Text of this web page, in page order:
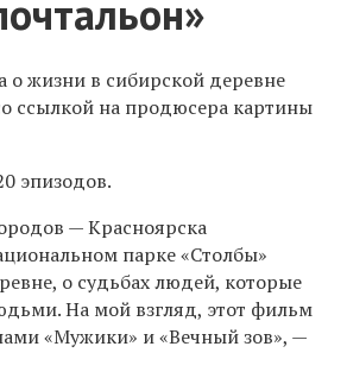
жизни в сибирской деревне
ссылкой на продюсера картины
эпизодов.
— Красноярска
парке «Столбы»
о судьбах людей, которые
На мой взгляд, этот фильм
«Мужики» и «Вечный зов», —